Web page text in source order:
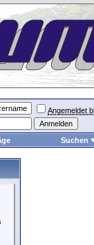
Angemeldet
Suchen